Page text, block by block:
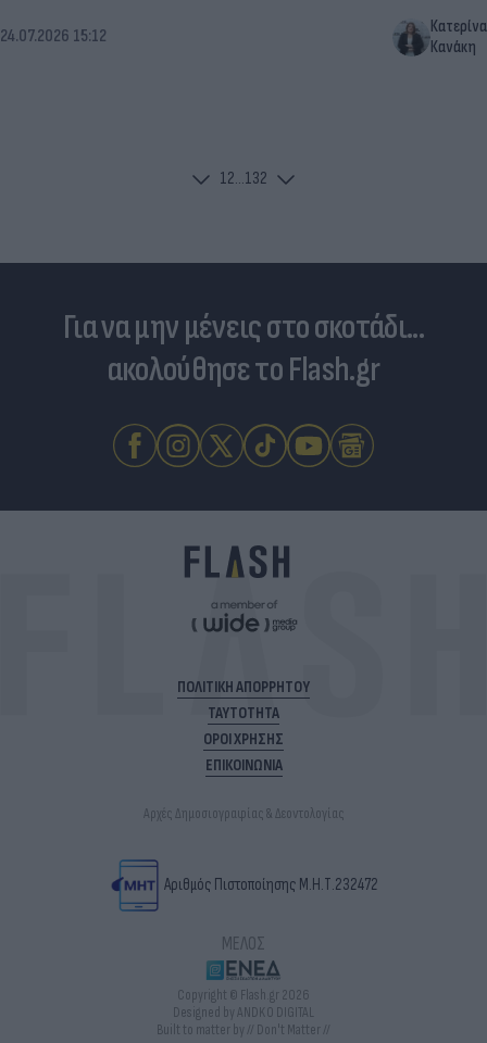
24.07.2026 15:12
Κατερίνα
Κανάκη
12...132
Για να μην μένεις στο σκοτάδι...
ακολούθησε το Flash.gr
ΠΟΛΙΤΙΚΗ ΑΠΟΡΡΗΤΟΥ
ΤΑΥΤΟΤΗΤΑ
ΟΡΟΙ ΧΡΗΣΗΣ
ΕΠΙΚΟΙΝΩΝΙΑ
Αρχές Δημοσιογραφίας & Δεοντολογίας
Αριθμός Πιστοποίησης Μ.Η.Τ.232472
ΜΕΛΟΣ
Copyright © Flash.gr 2026
Designed by ANDKO DIGITAL
Built to matter by // Don't Matter //